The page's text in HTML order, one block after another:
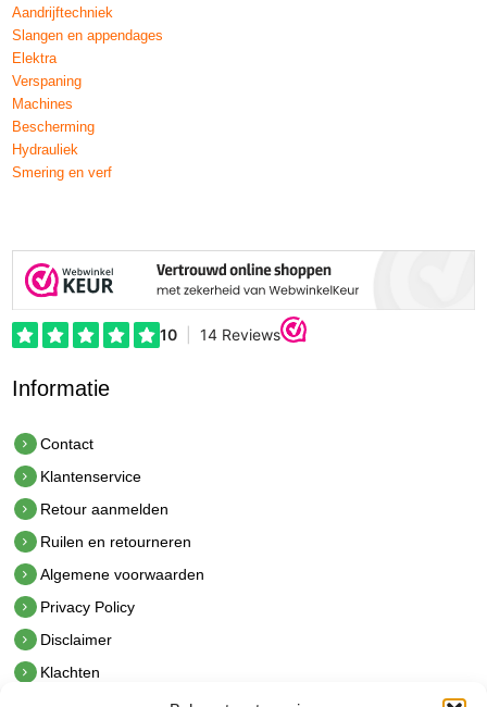
Aandrijftechniek
Slangen en appendages
Elektra
Verspaning
Machines
Bescherming
Hydrauliek
Smering en verf
Informatie
Contact
Klantenservice
Retour aanmelden
Ruilen en retourneren
Algemene voorwaarden
Privacy Policy
Disclaimer
Klachten